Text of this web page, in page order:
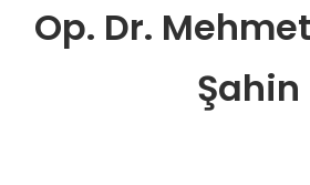
Op. Dr.
Şahin